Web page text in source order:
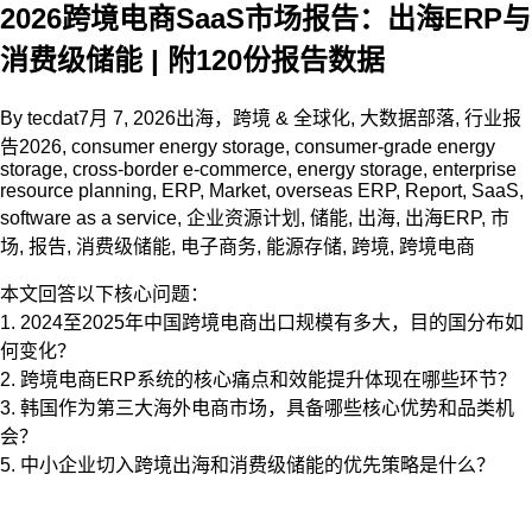
2026跨境电商SaaS市场报告：出海ERP与
消费级储能 | 附120份报告数据
By tecdat7月 7, 2026出海，跨境 & 全球化, 大数据部落, 行业报
告2026, consumer energy storage, consumer-grade energy
storage, cross-border e-commerce, energy storage, enterprise
resource planning, ERP, Market, overseas ERP, Report, SaaS,
software as a service, 企业资源计划 , 储能, 出海, 出海ERP, 市
场, 报告, 消费级储能, 电子商务, 能源存储, 跨境, 跨境电商
本文回答以下核心问题：
1. 2024至2025年中国跨境电商出口规模有多大，目的国分布如
何变化？
2. 跨境电商ERP系统的核心痛点和效能提升体现在哪些环节？
3. 韩国作为第三大海外电商市场，具备哪些核心优势和品类机
会？
5. 中小企业切入跨境出海和消费级储能的优先策略是什么？